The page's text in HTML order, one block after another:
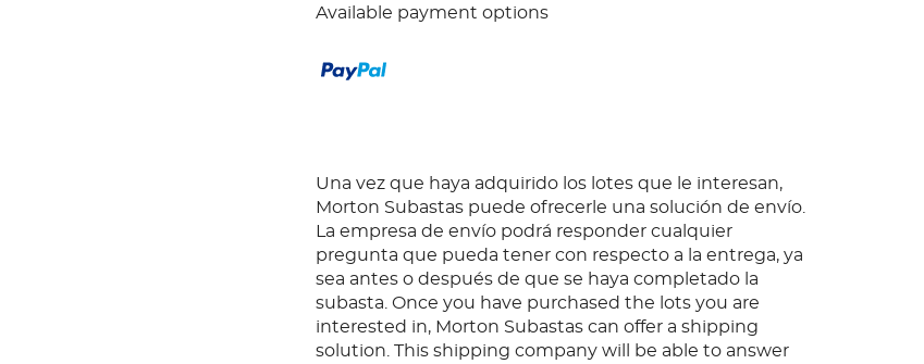
Available payment options
Una vez que haya adquirido los lotes que le interesan,
Morton Subastas puede ofrecerle una solución de envío.
La empresa de envío podrá responder cualquier
pregunta que pueda tener con respecto a la entrega, ya
sea antes o después de que se haya completado la
subasta. Once you have purchased the lots you are
interested in, Morton Subastas can offer a shipping
solution. This shipping company will be able to answer